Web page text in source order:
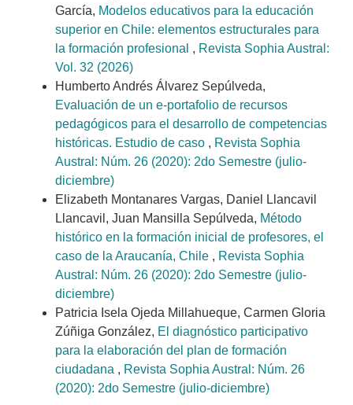
García, Modelos educativos para la educación
superior en Chile: elementos estructurales para
la formación profesional , Revista Sophia Austral:
Vol. 32 (2026)
Humberto Andrés Álvarez Sepúlveda,
Evaluación de un e-portafolio de recursos
pedagógicos para el desarrollo de competencias
históricas. Estudio de caso , Revista Sophia
Austral: Núm. 26 (2020): 2do Semestre (julio-
diciembre)
Elizabeth Montanares Vargas, Daniel Llancavil
Llancavil, Juan Mansilla Sepúlveda, Método
histórico en la formación inicial de profesores, el
caso de la Araucanía, Chile , Revista Sophia
Austral: Núm. 26 (2020): 2do Semestre (julio-
diciembre)
Patricia Isela Ojeda Millahueque, Carmen Gloria
Zúñiga González, El diagnóstico participativo
para la elaboración del plan de formación
ciudadana , Revista Sophia Austral: Núm. 26
(2020): 2do Semestre (julio-diciembre)